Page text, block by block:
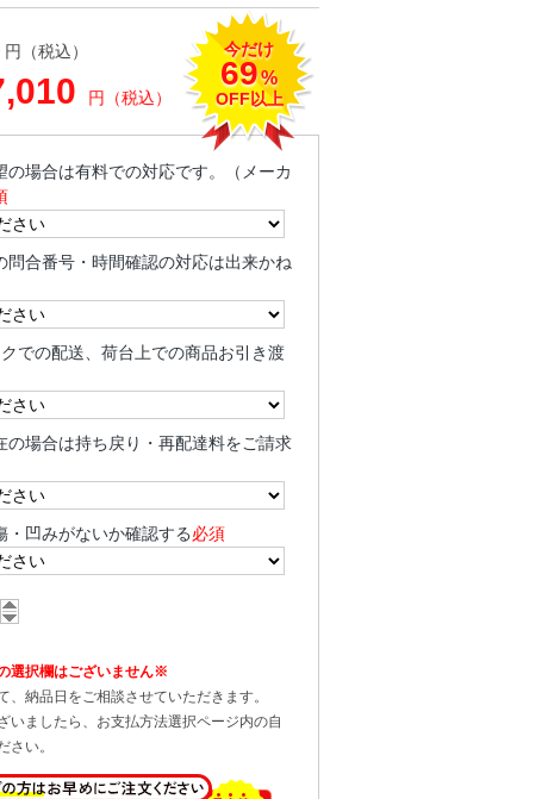
円（税込）
円（税込）
今だけ
69%
OFF以上
の場合は有料での対応です。（メーカ
問合番号・時間確認の対応は出来かね
での配送、荷台上での商品お引き渡
の場合は持ち戻り・再配達料をご請求
・凹みがないか確認する必須
選択欄はございません※
、納品日をご相談させていただきます。
いましたら、お支払方法選択ページ内の自
さい。